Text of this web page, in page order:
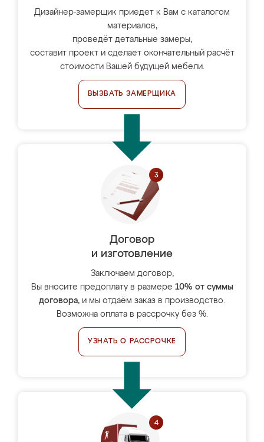
Дизайнер-замерщик приедет к Вам с каталогом
материалов,
проведёт детальные замеры,
составит проект и сделает окончательный расчёт
стоимости Вашей будущей мебели.
ВЫЗВАТЬ ЗАМЕРЩИКА
Договор
и изготовление
Заключаем договор,
Вы вносите предоплату в размере 10% от суммы
договора, и мы отдаём заказ в производство.
Возможна оплата в рассрочку без %.
УЗНАТЬ О РАССРОЧКЕ